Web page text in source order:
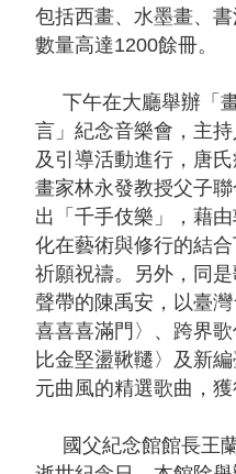
性
別
政
府
資
訊
公
開
隱
私
包括西畫、水墨畫、
數量高達1200餘冊。
下午在大廳舉辦「
言」紀念音樂會，主
及引導活動進行，唐
畫家林永發教授父子
出「千手伎樂」，藉
化在藝術與修行的結
祈願祝禱。另外，同
聲帶的陳禹安，以臺
喜喜喜滿門〉、跨界
比金堅盪鞦韆〉及新
元曲風的精選歌曲，獲
國父紀念館館長王